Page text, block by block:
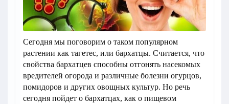
Сегодня мы поговорим о таком популярном
растении как тагетес, или бархатцы. Считается, что
свойства бархатцев способны отгонять насекомых
вредителей огорода и различные болезни огурцов,
помидоров и других овощных культур. Но речь
сегодня пойдет о бархатцах, как о пищевом